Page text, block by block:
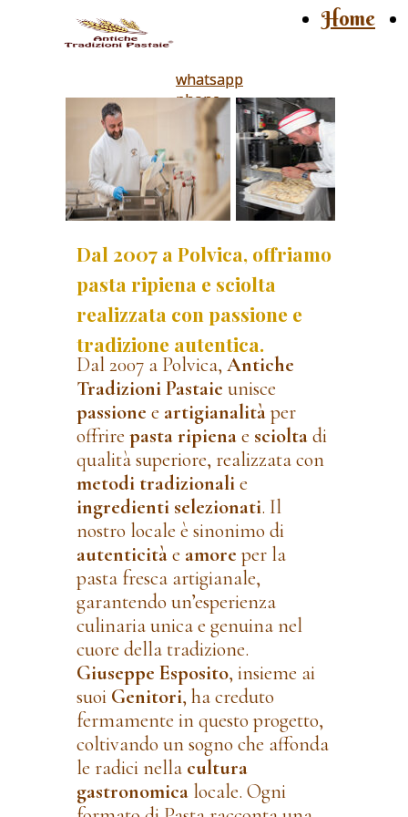
Home
whatsapp
phone
whatsapp
phone
Dal 2007 a Polvica, offriamo
pasta ripiena e sciolta
realizzata con passione e
tradizione autentica.
Dal 2007 a Polvica, Antiche
Tradizioni Pastaie unisce
passione e artigianalitàper
offrire pasta ripienae scioltadi
qualità superiore, realizzata con
metodi tradizionalie
ingredienti selezionati. Il
nostro locale è sinonimo di
autenticitàe amoreper la
pasta fresca artigianale,
garantendo un’esperienza
culinaria unica e genuina nel
cuore della tradizione.
Giuseppe Esposito, insieme ai
suoi Genitori, ha creduto
fermamente in questo progetto,
coltivando un sogno che affonda
le radici nella cultura
gastronomica locale. Ogni